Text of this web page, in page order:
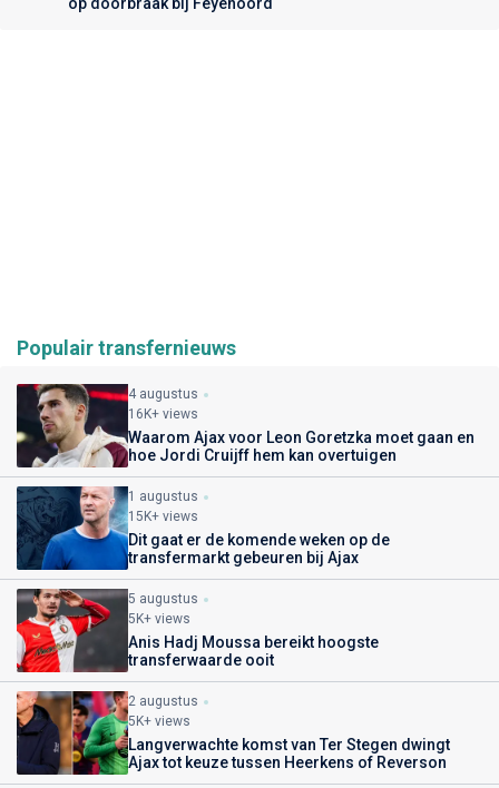
Populair transfernieuws
4 augustus
16K+ views
Waarom Ajax voor Leon Goretzka moet gaan en
hoe Jordi Cruijff hem kan overtuigen
1 augustus
15K+ views
Dit gaat er de komende weken op de
transfermarkt gebeuren bij Ajax
5 augustus
5K+ views
Anis Hadj Moussa bereikt hoogste
transferwaarde ooit
2 augustus
5K+ views
Langverwachte komst van Ter Stegen dwingt
Ajax tot keuze tussen Heerkens of Reverson